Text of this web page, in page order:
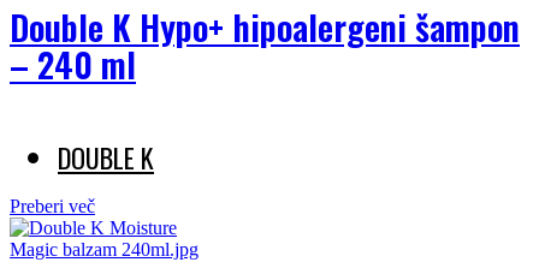
Double K Hypo+ hipoalergeni šampon
– 240 ml
DOUBLE K
Preberi več